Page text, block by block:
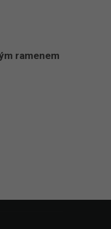
ramenem